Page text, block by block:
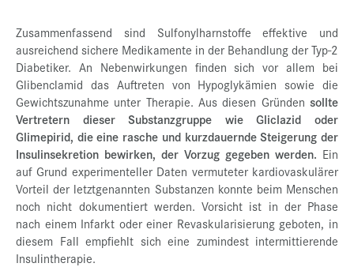
Zusammenfassend sind Sulfonylharnstoffe effektive und
ausreichend sichere Medikamente in der Behandlung der Typ-2
Diabetiker. An Nebenwirkungen finden sich vor allem bei
Glibenclamid das Auftreten von Hypoglykämien sowie die
Gewichtszunahme unter Therapie. Aus diesen Gründen sollte
Vertretern dieser Substanzgruppe wie Gliclazid oder
Glimepirid, die eine rasche und kurzdauernde Steigerung der
Insulinsekretion bewirken, der Vorzug gegeben werden. Ein
auf Grund experimenteller Daten vermuteter kardiovaskulärer
Vorteil der letztgenannten Substanzen konnte beim Menschen
noch nicht dokumentiert werden. Vorsicht ist in der Phase
nach einem Infarkt oder einer Revaskularisierung geboten, in
diesem Fall empfiehlt sich eine zumindest intermittierende
Insulintherapie.